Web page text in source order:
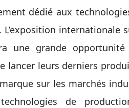
dédié aux
internationale
une grande
lancer leurs derniers
sur les marchés
de